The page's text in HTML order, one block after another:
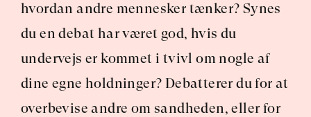
hvordan andre mennesker tænker? Synes
du en debat har været god, hvis du
undervejs er kommet i tvivl om nogle af
dine egne holdninger? Debatterer du for at
overbevise andre om sandheden, eller for